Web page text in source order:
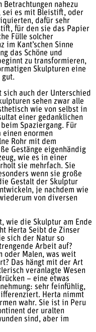
nahezu
sei es mit Bleistift, oder
dafür sehr
für den sie das Papier
Fülle solcher
im Kant’schen Sinne
das Schöne und
zu transformieren,
Skulpturen eine
gut.
auch der Unterschied
sehen zwar alle
wie von selbst in
einer gedanklichen
Spaziergang. Für
enormen
Rohr mit dem
Gestänge eigenhändig
wie es in einer
sie mehrfach. Sie
wenn sie große
Gestalt der Skulptur
je nachdem wie
von diversen
wie die Skulptur am Ende
Herta Seibt de Zinser
sich der Natur so
Arbeit auf?
oder Malen, was weit
Das hängt mit der Art
veranlagte Wesen
– eine etwas
sehr feinfühlig,
Herta nimmt
wahr. Sie ist in Peru
der uralten
sind, aber im